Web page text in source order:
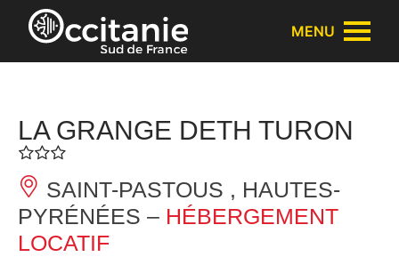
Panneau de gestion des cookies
MENU
LA GRANGE DETH TURON
SAINT-PASTOUS , HAUTES-
PYRÉNÉES – HÉBERGEMENT
LOCATIF